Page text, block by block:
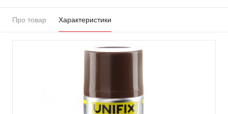
Про товар Характеристики